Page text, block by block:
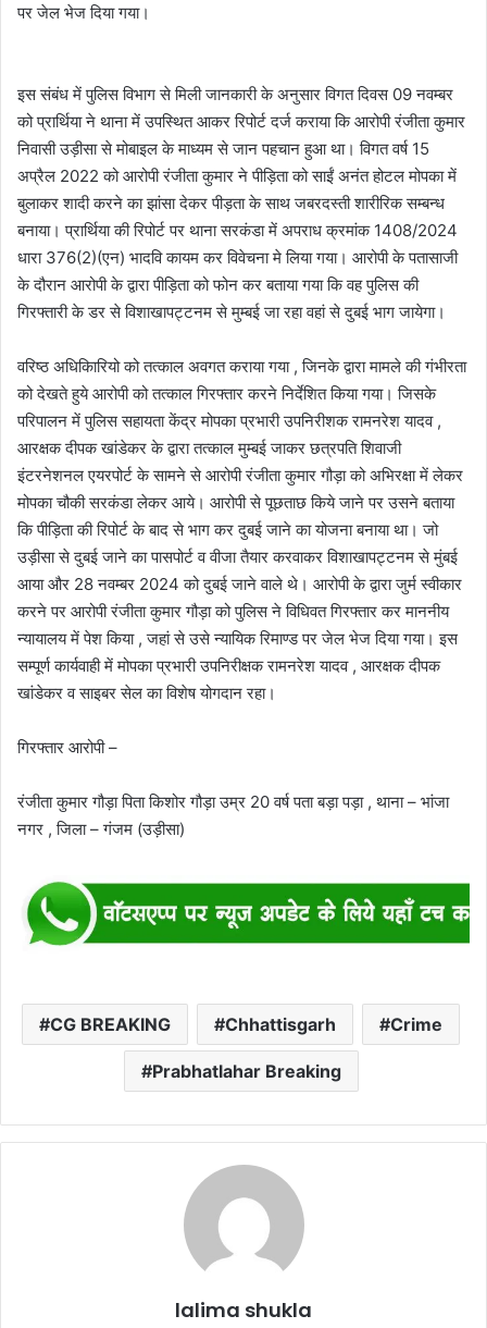
पर जेल भेज दिया गया।
इस संबंध में पुलिस विभाग से मिली जानकारी के अनुसार विगत दिवस 09 नवम्बर
को प्रार्थिया ने थाना में उपस्थित आकर रिपोर्ट दर्ज कराया कि आरोपी रंजीता कुमार
निवासी उड़ीसा से मोबाइल के माध्यम से जान पहचान हुआ था। विगत वर्ष 15
अप्रैल 2022 को आरोपी रंजीता कुमार ने पीड़िता को साईं अनंत होटल मोपका में
बुलाकर शादी करने का झांसा देकर पीड़ता के साथ जबरदस्ती शारीरिक सम्बन्ध
बनाया। प्रार्थिया की रिपोर्ट पर थाना सरकंडा में अपराध क्रमांक 1408/2024
धारा 376(2)(एन) भादवि कायम कर विवेचना मे लिया गया।‌ आरोपी के पतासाजी
के दौरान आरोपी के द्वारा पीड़िता को फोन कर बताया गया कि वह पुलिस की
गिरफ्तारी के डर से विशाखापट्टनम से मुम्बई जा रहा वहां से दुबई भाग जायेगा।
वरिष्ठ अधिकिारियो को तत्काल अवगत कराया गया , जिनके द्वारा मामले की गंभीरता
को देखते हुये आरोपी को तत्काल गिरफ्तार करने निर्देशित किया गया। जिसके
परिपालन में पुलिस सहायता केंद्र मोपका प्रभारी उपनिरीशक रामनरेश यादव ,
आरक्षक दीपक खांडेकर के द्वारा तत्काल मुम्बई जाकर छत्रपति शिवाजी
इंटरनेशनल एयरपोर्ट के सामने से आरोपी रंजीता कुमार गौड़ा को अभिरक्षा में लेकर
मोपका चौकी सरकंडा लेकर आये। आरोपी से पूछताछ किये जाने पर उसने बताया
कि पीड़िता की रिपोर्ट के बाद से भाग कर दुबई जाने का योजना बनाया था। जो
उड़ीसा से दुबई जाने का पासपोर्ट व वीजा तैयार करवाकर विशाखापट्टनम से मुंबई
आया और 28 नवम्बर 2024 को दुबई जाने वाले थे। आरोपी के द्वारा जुर्म स्वीकार
करने पर आरोपी रंजीता कुमार गौड़ा को पुलिस ने विधिवत गिरफ्तार कर माननीय
न्यायालय में पेश किया , जहां से उसे न्यायिक रिमाण्ड पर जेल भेज दिया गया। इस
सम्पूर्ण कार्यवाही में मोपका प्रभारी उपनिरीक्षक रामनरेश यादव , आरक्षक दीपक
खांडेकर व साइबर सेल का विशेष योगदान रहा।
गिरफ्तार आरोपी –
रंजीता कुमार गौड़ा पिता किशोर गौड़ा उम्र 20 वर्ष पता बड़ा पड़ा , थाना – भांजा
नगर , जिला – गंजम (उड़ीसा)
CG BREAKING Chhattisgarh Crime
Prabhatlahar Breaking
lalima shukla